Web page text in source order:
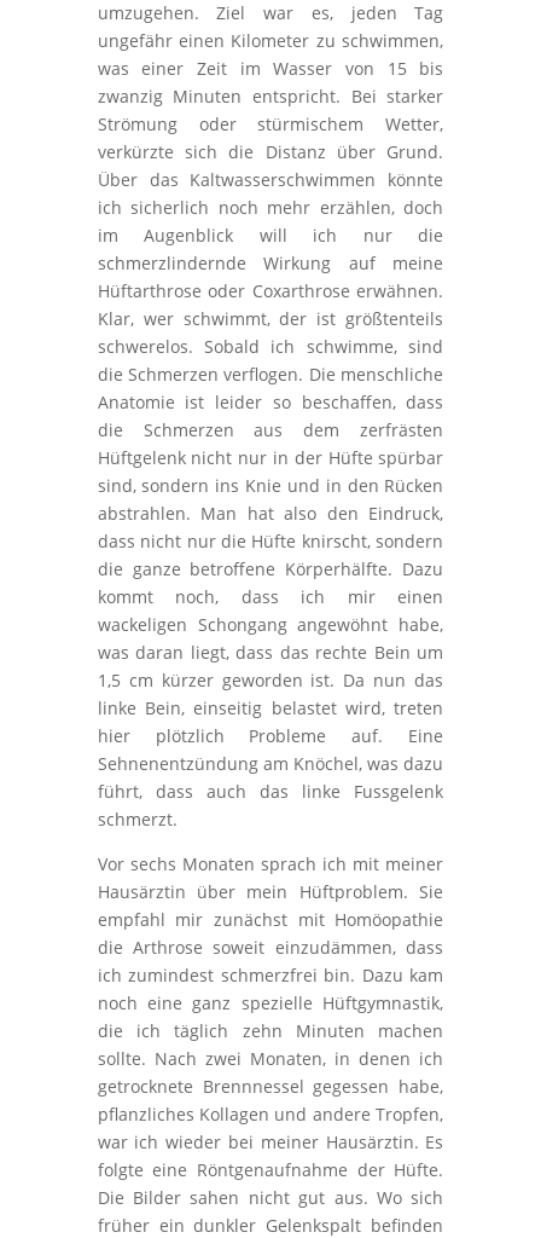
umzugehen. Ziel war es, jeden Tag
ungefähr einen Kilometer zu schwimmen,
was einer Zeit im Wasser von 15 bis
zwanzig Minuten entspricht. Bei starker
Strömung oder stürmischem Wetter,
verkürzte sich die Distanz über Grund.
Über das Kaltwasserschwimmen könnte
ich sicherlich noch mehr erzählen, doch
im Augenblick will ich nur die
schmerzlindernde Wirkung auf meine
Hüftarthrose oder Coxarthrose erwähnen.
Klar, wer schwimmt, der ist größtenteils
schwerelos. Sobald ich schwimme, sind
die Schmerzen verflogen. Die menschliche
Anatomie ist leider so beschaffen, dass
die Schmerzen aus dem zerfrästen
Hüftgelenk nicht nur in der Hüfte spürbar
sind, sondern ins Knie und in den Rücken
abstrahlen. Man hat also den Eindruck,
dass nicht nur die Hüfte knirscht, sondern
die ganze betroffene Körperhälfte. Dazu
kommt noch, dass ich mir einen
wackeligen Schongang angewöhnt habe,
was daran liegt, dass das rechte Bein um
1,5 cm kürzer geworden ist. Da nun das
linke Bein, einseitig belastet wird, treten
hier plötzlich Probleme auf. Eine
Sehnenentzündung am Knöchel, was dazu
führt, dass auch das linke Fussgelenk
schmerzt.
Vor sechs Monaten sprach ich mit meiner
Hausärztin über mein Hüftproblem. Sie
empfahl mir zunächst mit Homöopathie
die Arthrose soweit einzudämmen, dass
ich zumindest schmerzfrei bin. Dazu kam
noch eine ganz spezielle Hüftgymnastik,
die ich täglich zehn Minuten machen
sollte. Nach zwei Monaten, in denen ich
getrocknete Brennnessel gegessen habe,
pflanzliches Kollagen und andere Tropfen,
war ich wieder bei meiner Hausärztin. Es
folgte eine Röntgenaufnahme der Hüfte.
Die Bilder sahen nicht gut aus. Wo sich
früher ein dunkler Gelenkspalt befinden